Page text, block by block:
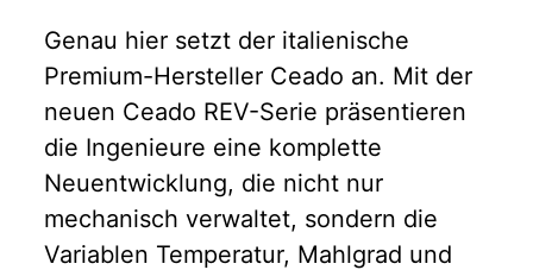
Genau hier setzt der italienische
Premium-Hersteller Ceado an. Mit der
neuen Ceado REV-Serie präsentieren
die Ingenieure eine komplette
Neuentwicklung, die nicht nur
mechanisch verwaltet, sondern die
Variablen Temperatur, Mahlgrad und